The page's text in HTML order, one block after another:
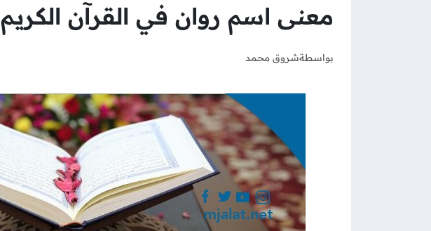
معنى اسم روان في القرآن الكريم
بواسطةشروق محمد